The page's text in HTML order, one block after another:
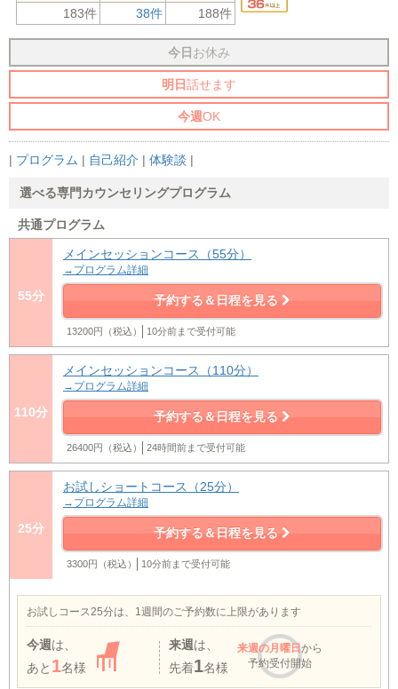
183件 38件 188件
今日 お休み
明日話せます
今週OK
| プログラム | 自己紹介 | 体験談 |
選べる専門カウンセリングプログラム
共通プログラム
55分
メインセッションコース（55分）
→プログラム詳細
予約する＆日程を見る
13200円（税込） 10分前まで受付可能
110分
メインセッションコース（110分）
→プログラム詳細
予約する＆日程を見る
26400円（税込） 24時間前まで受付可能
25分
お試しショートコース（25分）
→プログラム詳細
予約する＆日程を見る
3300円（税込） 10分前まで受付可能
お試しコース25分は、1週間のご予約数に上限があります
今週 は、
あと 1名様
来週 は、
先着1名様
来週の月曜日から
予約受付開始